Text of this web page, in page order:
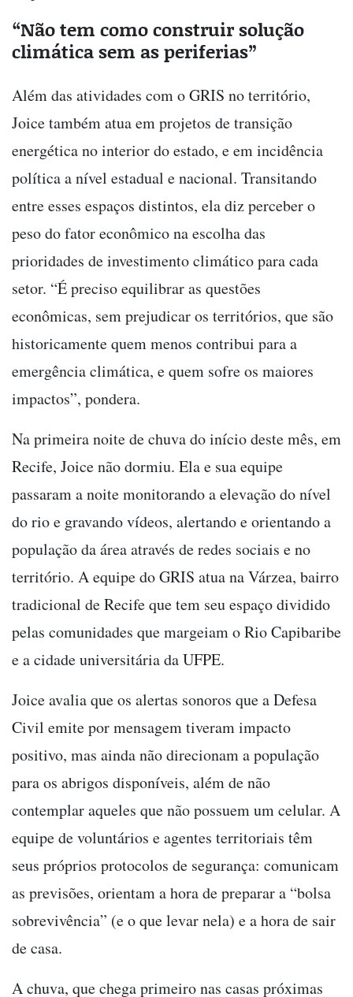
“Não tem como construir solução
climática sem as periferias”
Além das atividades com o GRIS no território,
Joice também atua em projetos de transição
energética no interior do estado, e em incidência
política a nível estadual e nacional. Transitando
entre esses espaços distintos, ela diz perceber o
peso do fator econômico na escolha das
prioridades de investimento climático para cada
setor. “É preciso equilibrar as questões
econômicas, sem prejudicar os territórios, que são
historicamente quem menos contribui para a
emergência climática, e quem sofre os maiores
impactos”, pondera.
Na primeira noite de chuva do início deste mês, em
Recife, Joice não dormiu. Ela e sua equipe
passaram a noite monitorando a elevação do nível
do rio e gravando vídeos, alertando e orientando a
população da área através de redes sociais e no
território. A equipe do GRIS atua na Várzea, bairro
tradicional de Recife que tem seu espaço dividido
pelas comunidades que margeiam o Rio Capibaribe
e a cidade universitária da UFPE.
Joice avalia que os alertas sonoros que a Defesa
Civil emite por mensagem tiveram impacto
positivo, mas ainda não direcionam a população
para os abrigos disponíveis, além de não
contemplar aqueles que não possuem um celular. A
equipe de voluntários e agentes territoriais têm
seus próprios protocolos de segurança: comunicam
as previsões, orientam a hora de preparar a “bolsa
sobrevivência” (e o que levar nela) e a hora de sair
de casa.
A chuva, que chega primeiro nas casas próximas